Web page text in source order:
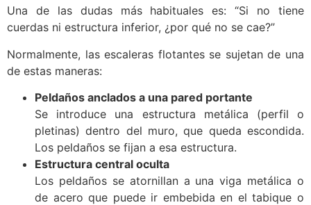
Una de las dudas más habituales es: “Si no tiene
cuerdas ni estructura inferior, ¿por qué no se cae?”
Normalmente, las escaleras flotantes se sujetan de una
de estas maneras:
Peldaños anclados a una pared portante
Se introduce una estructura metálica (perfil o
pletinas) dentro del muro, que queda escondida.
Los peldaños se fijan a esa estructura.
Estructura central oculta
Los peldaños se atornillan a una viga metálica o
de acero que puede ir embebida en el tabique o